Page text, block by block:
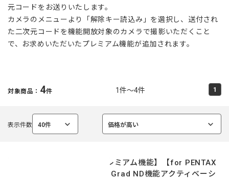
元コードをお送りいたします。
カメラのメニューより「解除キー読込み」を選択し、送付され
た二次元コードを機能開放対象のカメラで撮影いただくこと
で、お求めいただいたプレミアム機能が追加されます。
対象商品： 4件 1件～4件 1
表示件数 40件
選
価格が高い
選
【プレミアム機能】【for PENTAX
K-1】Grad ND機能アクティベーシ